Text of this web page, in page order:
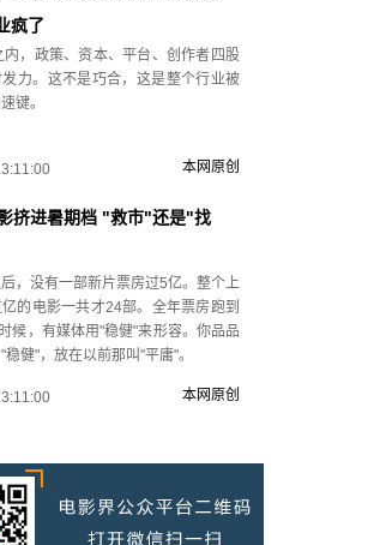
疯了
内，政策、资本、平台、创作者四股
发力。这不是巧合，这是整个行业被
键。
挤进暑期档 "救市"还是"找
，没有一部新片票房过5亿。整个上
的电影一共才24部。全年票房跑到
候，有媒体用"稳健"来形容。你品品
稳健"，放在以前那叫"平庸"。
本网原创
真人实拍微短剧的上线数量占比约
短剧不到30%。到了2026年第一季
本网原创